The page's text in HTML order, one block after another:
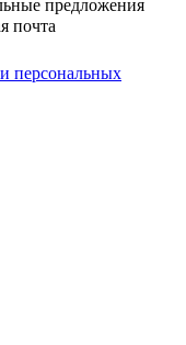
предложения
почта
персональных